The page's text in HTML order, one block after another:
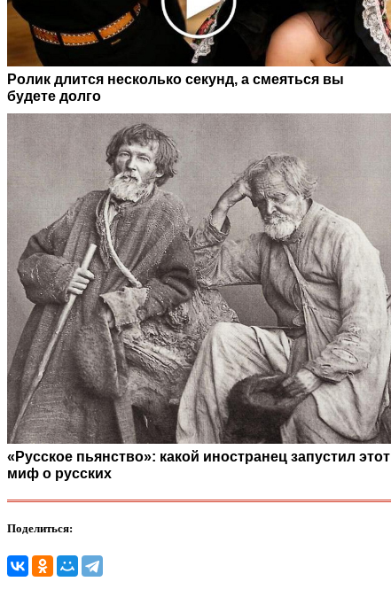
Ролик длится несколько секунд, а смеяться вы
будете долго
«Русское пьянство»: какой иностранец запустил этот
миф о русских
Поделиться: